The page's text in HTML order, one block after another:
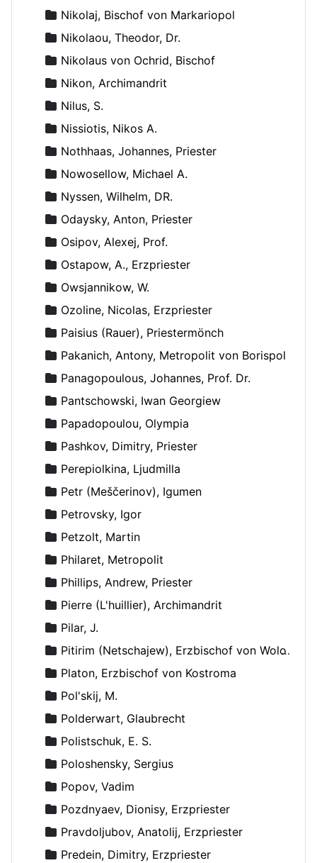
Nikolaj, Bischof von Markariopol
Nikolaou, Theodor, Dr.
Nikolaus von Ochrid, Bischof
Nikon, Archimandrit
Nilus, S.
Nissiotis, Nikos A.
Nothhaas, Johannes, Priester
Nowosellow, Michael A.
Nyssen, Wilhelm, DR.
Odaysky, Anton, Priester
Osipov, Alexej, Prof.
Ostapow, A., Erzpriester
Owsjannikow, W.
Ozoline, Nicolas, Erzpriester
Paisius (Rauer), Priestermönch
Pakanich, Antony, Metropolit von Borispol
Panagopoulous, Johannes, Prof. Dr.
Pantschowski, Iwan Georgiew
Papadopoulou, Olympia
Pashkov, Dimitry, Priester
Perepiolkina, Ljudmilla
Petr (Meščerinov), Igumen
Petrovsky, Igor
Petzolt, Martin
Philaret, Metropolit
Phillips, Andrew, Priester
Pierre (L'huillier), Archimandrit
Pilar, J.
Pitirim (Netschajew), Erzbischof von Wolokolamsk und Jurjew
Platon, Erzbischof von Kostroma
Pol'skij, M.
Polderwart, Glaubrecht
Polistschuk, E. S.
Poloshensky, Sergius
Popov, Vadim
Pozdnyaev, Dionisy, Erzpriester
Pravdoljubov, Anatolij, Erzpriester
Predein, Dimitry, Erzpriester